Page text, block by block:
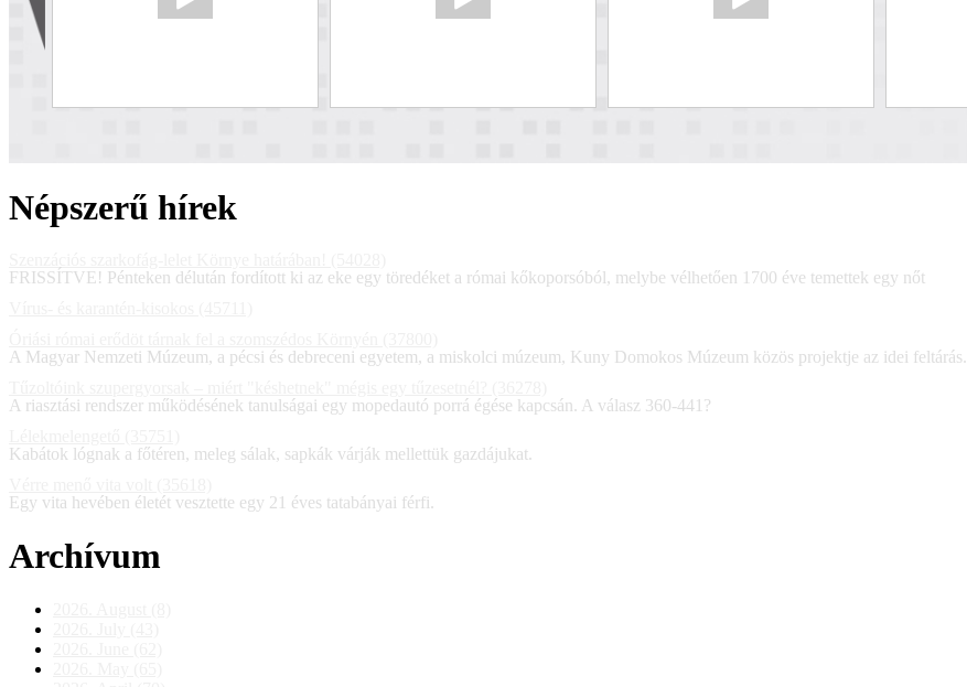
Népszerű hírek
FRISSÍTVE! Pénteken délután fordított ki az eke egy töredéket a római kőkoporsóból, melybe vélhetően 1700 éve temettek egy nőt
A Magyar Nemzeti Múzeum, a pécsi és debreceni egyetem, a miskolci múzeum, Kuny Domokos Múzeum közös projektje az idei feltárás.
A riasztási rendszer működésének tanulságai egy mopedautó porrá égése kapcsán. A válasz 360-441?
Kabátok lógnak a főtéren, meleg sálak, sapkák várják mellettük gazdájukat.
Egy vita hevében életét vesztette egy 21 éves tatabányai férfi.
Archívum